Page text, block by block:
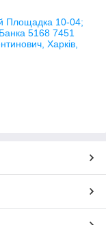
Площадка 10-04;
5168 7451
Харків,